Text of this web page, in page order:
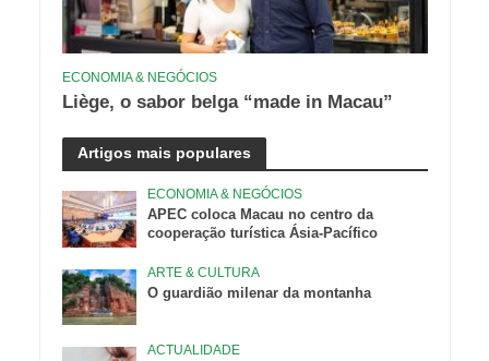
ECONOMIA & NEGÓCIOS
Liège, o sabor belga “made in Macau”
Artigos mais populares
ECONOMIA & NEGÓCIOS
APEC coloca Macau no centro da
cooperação turística Ásia-Pacífico
ARTE & CULTURA
O guardião milenar da montanha
ACTUALIDADE